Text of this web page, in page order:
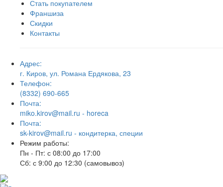
Стать покупателем
Франшиза
Скидки
Контакты
Адрес:
г. Киров, ул. Романа Ердякова, 23
Телефон:
(8332) 690-665
Почта:
miko.kirov@mail.ru - horeca
Почта:
sk-kirov@mail.ru - кондитерка, специи
Режим работы:
Пн - Пт: с 08:00 до 17:00
Сб: с 9:00 до 12:30 (самовывоз)